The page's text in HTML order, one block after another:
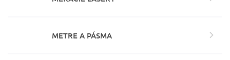
METRE A PÁSMA